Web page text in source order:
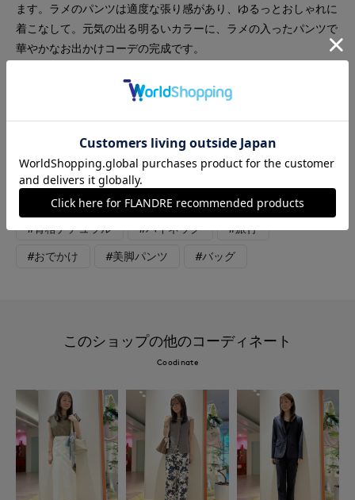
ます。ラメのパンツは適度な張り感があり、ゆるっとおしゃれに
着こなして。元気の出る明るいカラーに、ラメの入ったパンツで
華やかなお出かけコーデの完成です。
#パンツ #通勤・仕事
#ウォッシャブル #イージーケア
#大きいサイズ #コットン
#エレガンス #骨格ストレート #骨格ウェーブ
#骨格ナチュラル #ハイネック #旅行
#おでかけ #美脚パンツ #バッグ
このショップの他のコーディネート
Coodinate